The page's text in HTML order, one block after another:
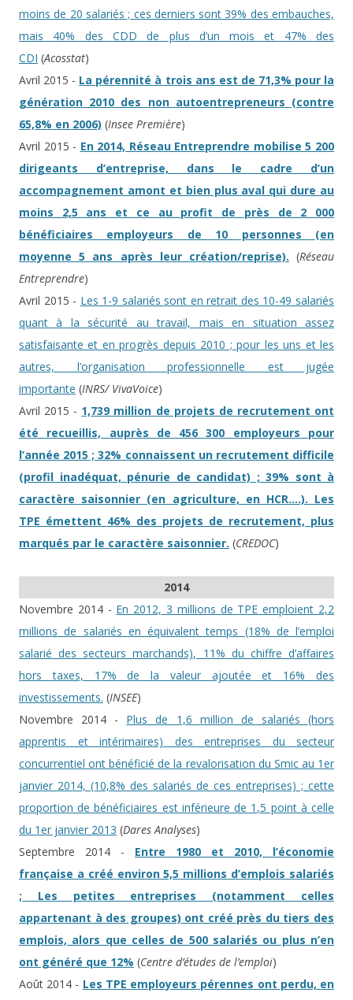
moins de 20 salariés ; ces derniers sont 39% des embauches,
mais 40% des CDD de plus d’un mois et 47% des
CDI (Acosstat)
Avril 2015 - La pérennité à trois ans est de 71,3% pour la
génération 2010 des non autoentrepreneurs (contre
65,8% en 2006) (Insee Première)
Avril 2015 - En 2014, Réseau Entreprendre mobilise 5 200
dirigeants d’entreprise, dans le cadre d’un
accompagnement amont et bien plus aval qui dure au
moins 2,5 ans et ce au profit de près de 2 000
bénéficiaires employeurs de 10 personnes (en
moyenne 5 ans après leur création/reprise). (Réseau
Entreprendre)
Avril 2015 - Les 1-9 salariés sont en retrait des 10-49 salariés
quant à la sécurité au travail, mais en situation assez
satisfaisante et en progrès depuis 2010 ; pour les uns et les
autres, l’organisation professionnelle est jugée
importante (INRS/ VivaVoice)
Avril 2015 - 1,739 million de projets de recrutement ont
été recueillis, auprès de 456 300 employeurs pour
l’année 2015 ; 32% connaissent un recrutement difficile
(profil inadéquat, pénurie de candidat) ; 39% sont à
caractère saisonnier (en agriculture, en HCR….). Les
TPE émettent 46% des projets de recrutement, plus
marqués par le caractère saisonnier. (CREDOC)
2014
Novembre 2014 - En 2012, 3 millions de TPE emploient 2,2
millions de salariés en équivalent temps (18% de l’emploi
salarié des secteurs marchands), 11% du chiffre d’affaires
hors taxes, 17% de la valeur ajoutée et 16% des
investissements. (INSEE)
Novembre 2014 - Plus de 1,6 million de salariés (hors
apprentis et intérimaires) des entreprises du secteur
concurrentiel ont bénéficié de la revalorisation du Smic au 1er
janvier 2014, (10,8% des salariés de ces entreprises) ; cette
proportion de bénéficiaires est inférieure de 1,5 point à celle
du 1er janvier 2013 (Dares Analyses)
Septembre 2014 - Entre 1980 et 2010, l’économie
française a créé environ 5,5 millions d’emplois salariés
; Les petites entreprises (notamment celles
appartenant à des groupes) ont créé près du tiers des
emplois, alors que celles de 500 salariés ou plus n’en
ont généré que 12% (Centre d’études de l’emploi)
Août 2014 - Les TPE employeurs pérennes ont perdu, en